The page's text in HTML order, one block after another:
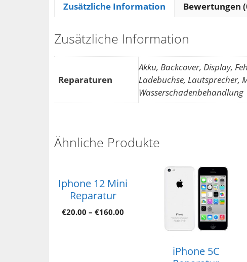
Zusätzliche Information Bewertungen
Zusätzliche Information
Reparaturen
Akku, Backcover, Display,
Ladebuchse, Lautsprecher,
Wasserschadenbehandlung
Ähnliche Produkte
Iphone 12 Mini
Reparatur
€20.00 –€160.00
iPhone 5C